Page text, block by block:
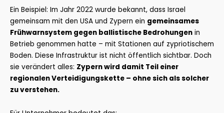
Ein Beispiel: Im Jahr 2022 wurde bekannt, dass Israel
gemeinsam mit den USA und Zypern ein gemeinsames
Frühwarnsystem gegen ballistische Bedrohungen in
Betrieb genommen hatte – mit Stationen auf zypriotischem
Boden. Diese Infrastruktur ist nicht öffentlich sichtbar. Doch
sie verändert alles: Zypern wird damit Teil einer
regionalen Verteidigungskette – ohne sich als solcher
zu verstehen.